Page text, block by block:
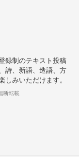
録制のテキスト投稿
詩、新語、造語、方
しみいただけます。
断転載